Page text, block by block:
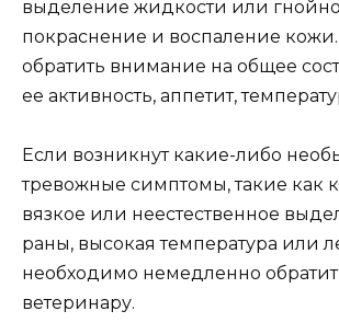
выделение жидкости или
покраснение и воспаление кожи.
обратить внимание на общее
ее активность, аппетит,
Если возникнут какие-либо
тревожные симптомы, такие как
вязкое или неестественное
раны, высокая температура или
необходимо немедленно
ветеринару.